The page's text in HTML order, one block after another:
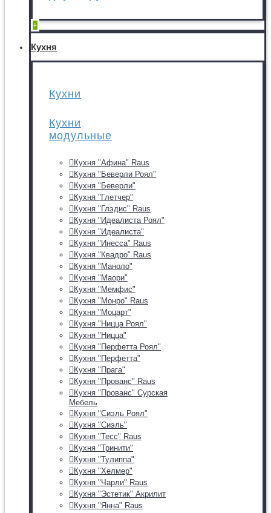
+
Кухня
Кухни
Кухни
модульные
Кухня "Афина" Raus
Кухня "Беверли Роял"
Кухня "Беверли"
Кухня "Глетчер"
Кухня "Глэдис" Raus
Кухня "Идеалиста Роял"
Кухня "Идеалиста"
Кухня "Инесса" Raus
Кухня "Квадро" Raus
Кухня "Маноло"
Кухня "Маори"
Кухня "Мемфис"
Кухня "Монро" Raus
Кухня "Моцарт"
Кухня "Ницца Роял"
Кухня "Ницца"
Кухня "Перфетта Роял"
Кухня "Перфетта"
Кухня "Прага"
Кухня "Прованс" Raus
Кухня "Прованс" Сурская
Мебель
Кухня "Сиэль Роял"
Кухня "Сиэль"
Кухня "Тесс" Raus
Кухня "Тринити"
Кухня "Тулиппа"
Кухня "Хелмер"
Кухня "Чарли" Raus
Кухня "Эстетик" Акрилит
Кухня "Янна" Raus